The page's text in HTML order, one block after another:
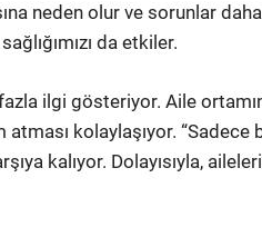
neden olur ve sorunlar
da etkiler.
ilgi gösteriyor. Aile
kolaylaşıyor. “Sadece
kalıyor. Dolayısıyla,